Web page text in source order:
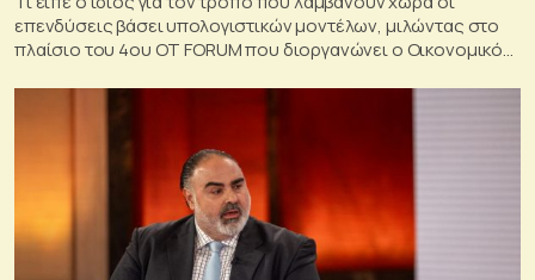
επενδύσεις βάσει υπολογιστικών μοντέλων, μιλώντας στο
πλαίσιο του 4ου ΟΤ FORUM που διοργανώνει ο Οικονομικός